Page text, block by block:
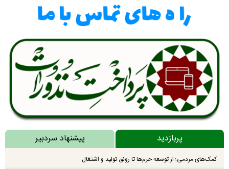
پربازدید پیشنهاد سردبیر
کمک‌های مردمی؛ از توسعه حرم‌ها تا رونق تولید و اشتغال